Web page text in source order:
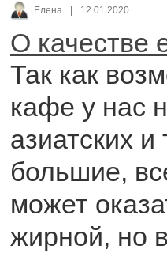
Елена 12.01.2020
О качестве
Так как
кафе у нас
азиатских
большие,
может
жирной, но